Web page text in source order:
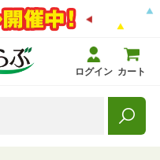
ログイン カート